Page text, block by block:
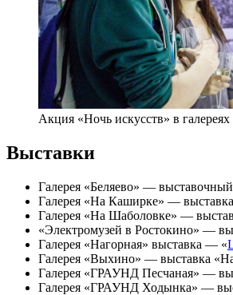
Акция «Ночь искусств» в
Выставки
Галерея «Беляево» —
Галерея «На Каширке» —
Галерея «На Шаболовке» —
«Электромузей в Ростокино» —
Галерея «Нагорная» выставка — «
Галерея «Выхино» — выставка
Галерея «ГРАУНД Песчаная» —
Галерея «ГРАУНД Ходынка» —